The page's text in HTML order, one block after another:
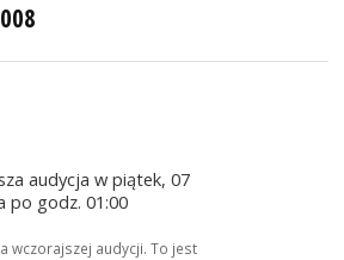
audycja w piątek, 07
po godz. 01:00
wczorajszej audycji. To jest